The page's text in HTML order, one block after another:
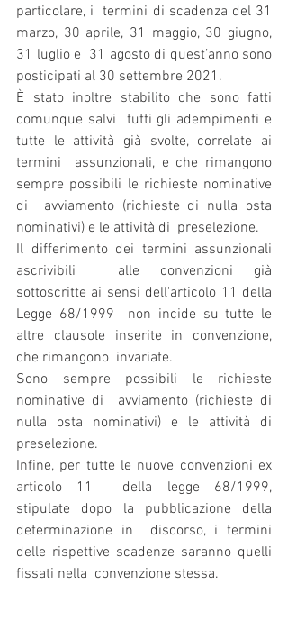
particolare, i  termini di scadenza del 31
marzo, 30 aprile, 31 maggio, 30 giugno,
31 luglio e  31 agosto di quest’anno sono
posticipati al 30 settembre 2021.
È stato inoltre stabilito che sono fatti
comunque salvi  tutti gli adempimenti e
tutte le attività già svolte, correlate ai
termini  assunzionali, e che rimangono
sempre possibili le richieste nominative
di  avviamento (richieste di nulla osta
nominativi) e le attività di  preselezione.
Il differimento dei termini assunzionali
ascrivibili  alle convenzioni già
sottoscritte ai sensi dell'articolo 11 della
Legge 68/1999  non incide su tutte le
altre clausole inserite in convenzione,
che rimangono  invariate.
Sono sempre possibili le richieste
nominative di  avviamento (richieste di
nulla osta nominativi) e le attività di
preselezione.
Infine, per tutte le nuove convenzioni ex
articolo 11  della legge 68/1999,
stipulate dopo la pubblicazione della
determinazione in  discorso, i termini
delle rispettive scadenze saranno quelli
fissati nella  convenzione stessa.